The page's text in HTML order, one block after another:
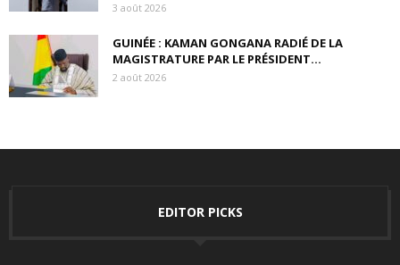
3 août 2026
GUINÉE : KAMAN GONGANA RADIÉ DE LA
MAGISTRATURE PAR LE PRÉSIDENT...
2 août 2026
EDITOR PICKS